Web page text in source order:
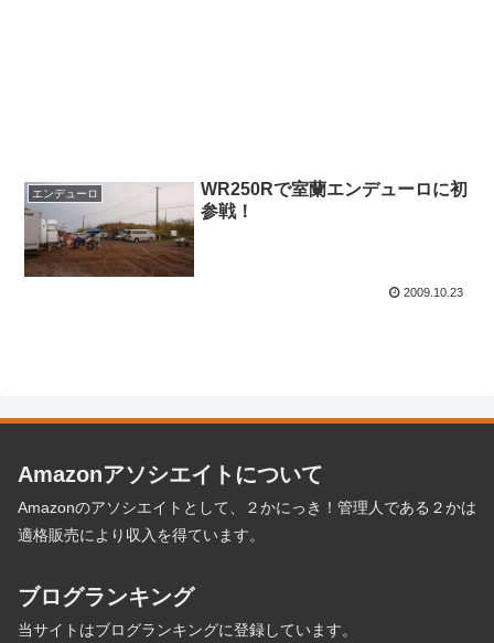
エンデューロ
WR250Rで室蘭エンデューロに初
参戦！
2009.10.23
Amazonアソシエイトについて
Amazonのアソシエイトとして、２かにっき！管理人である２かは
適格販売により収入を得ています。
ブログランキング
当サイトはブログランキングに登録しています。